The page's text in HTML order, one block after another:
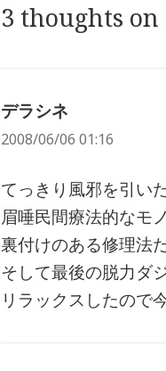
3 thoughts on
デラシネ
り:
2008/06/06 01:16
てっきり風邪を引い
眉唾民間療法的なモ
裏付けのある修理法
そして最後の脱力ダ
リラックスしたので